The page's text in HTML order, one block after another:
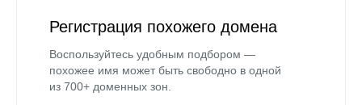
Регистрация похожего домена
Воспользуйтесь удобным подбором —
похожее имя может быть свободно в одной
из 700+ доменных зон.